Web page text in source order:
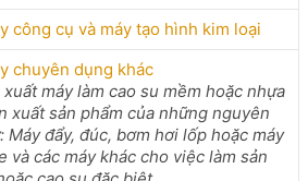
công cụ và máy tạo hình kim loại
chuyên dụng khác
máy làm cao su mềm hoặc nhựa
xuất sản phẩm của những nguyên
Máy đẩy, đúc, bơm hơi lốp hoặc máy
và các máy khác cho việc làm sản